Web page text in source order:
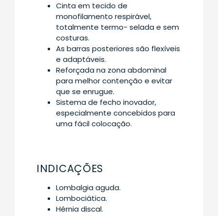
Cinta em tecido de
monofilamento respirável,
totalmente termo- selada e sem
costuras.
As barras posteriores são flexíveis
e adaptáveis.
Reforçada na zona abdominal
para melhor contenção e evitar
que se enrugue.
Sistema de fecho inovador,
especialmente concebidos para
uma fácil colocação.
INDICAÇÕES
Lombalgia aguda.
Lombociática.
Hérnia discal.